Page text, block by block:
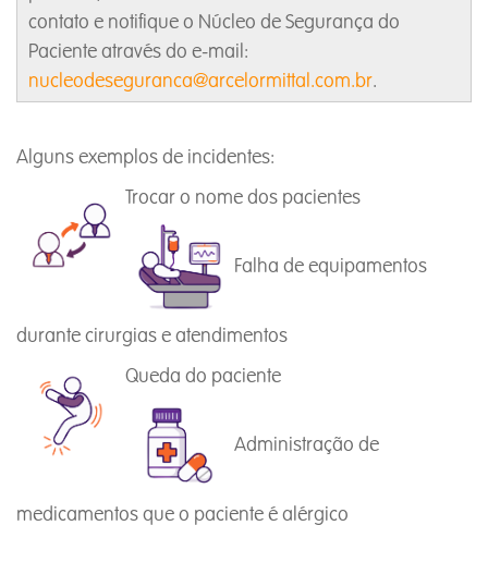
contato e notifique o Núcleo de Segurança do
Paciente através do e-mail:
nucleodeseguranca@arcelormittal.com.br.
Alguns exemplos de incidentes:
Trocar o nome dos pacientes
Falha de equipamentos
durante cirurgias e atendimentos
Queda do paciente
Administração de
medicamentos que o paciente é alérgico